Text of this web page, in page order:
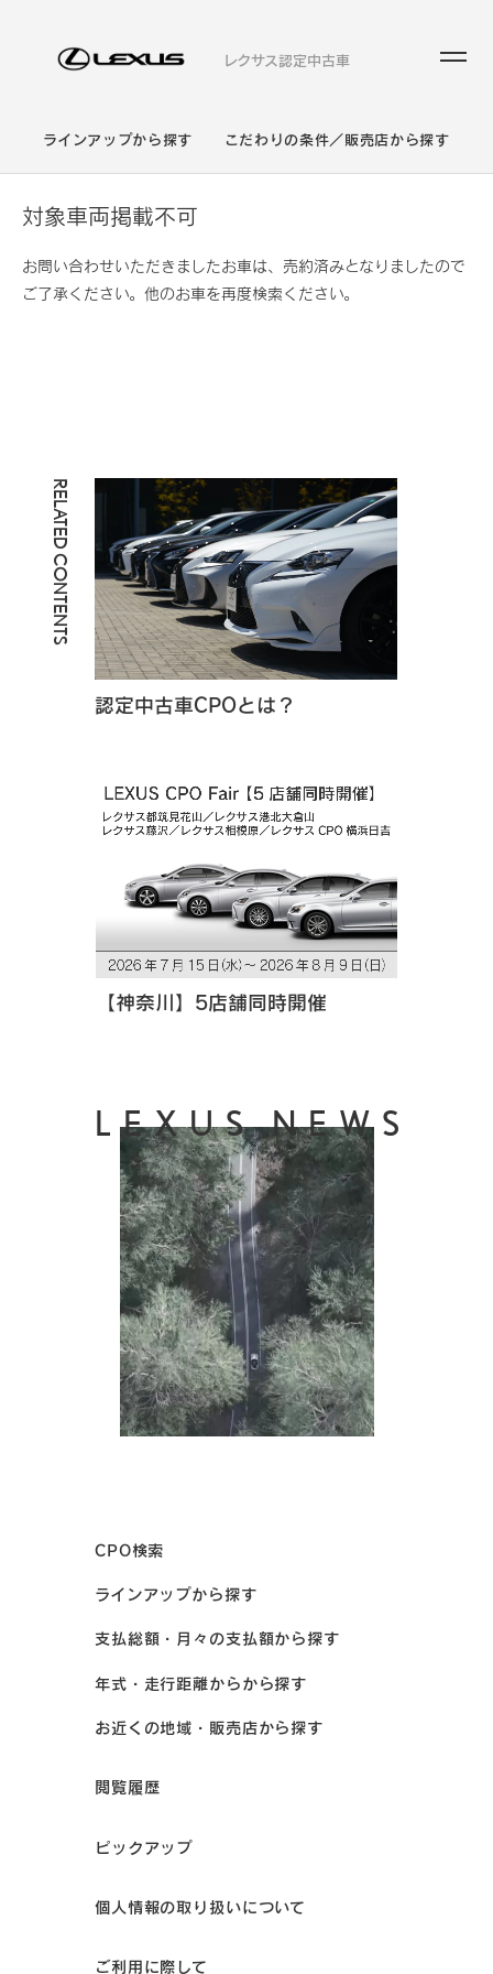
レクサス認定中古車
ラインアップから探す こだわりの条件／販売店から探す
対象車両掲載不可
お問い合わせいただきましたお車は、売約済みとなりましたので
ご了承ください。他のお車を再度検索ください。
RELATED CONTENTS
認定中古車CPOとは？
【神奈川】5店舗同時開催
LEXUS NEWS
CPO検索
ラインアップから探す
支払総額・月々の支払額から探す
年式・走行距離からから探す
お近くの地域・販売店から探す
閲覧履歴
ピックアップ
個人情報の取り扱いについて
ご利用に際して